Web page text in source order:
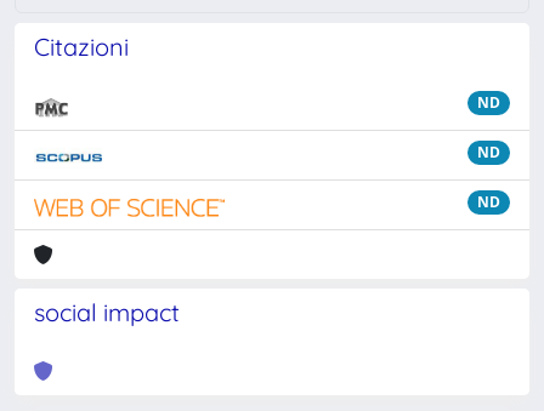
Citazioni
ND
ND
ND
social impact